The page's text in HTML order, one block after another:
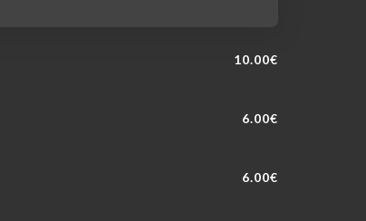
10.00€
6.00€
6.00€